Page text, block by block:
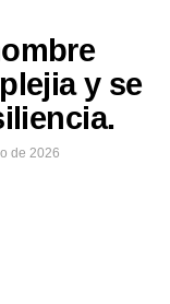
y se
de 2026